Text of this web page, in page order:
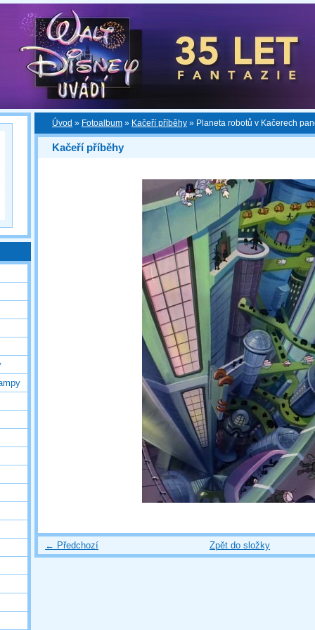
Úvod » Fotoalbum » Kačeří příběhy » Planeta robotů v Kačerech
Kačeří příběhy
← Předchozí Zpět do složky